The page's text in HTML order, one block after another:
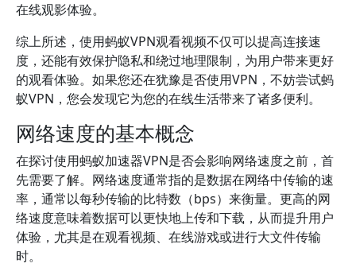
在线观影体验。
综上所述，使用蚂蚁VPN观看视频不仅可以提高连接速
度，还能有效保护隐私和绕过地理限制，为用户带来更好
的观看体验。如果您还在犹豫是否使用VPN，不妨尝试蚂
蚁VPN，您会发现它为您的在线生活带来了诸多便利。
网络速度的基本概念
在探讨使用蚂蚁加速器VPN是否会影响网络速度之前，首
先需要了解。网络速度通常指的是数据在网络中传输的速
率，通常以每秒传输的比特数（bps）来衡量。更高的网
络速度意味着数据可以更快地上传和下载，从而提升用户
体验，尤其是在观看视频、在线游戏或进行大文件传输
时。